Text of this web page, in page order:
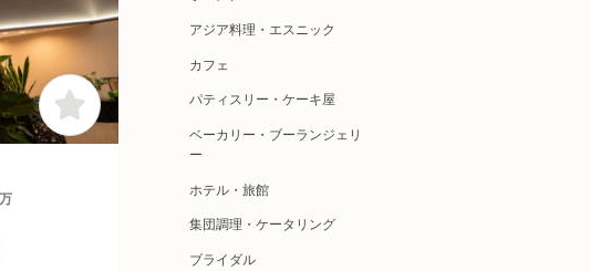
アジア料理・エスニック
カフェ
パティスリー・ケーキ屋
ベーカリー・ブーランジェリ
ー
ホテル・旅館
集団調理・ケータリング
ブライダル